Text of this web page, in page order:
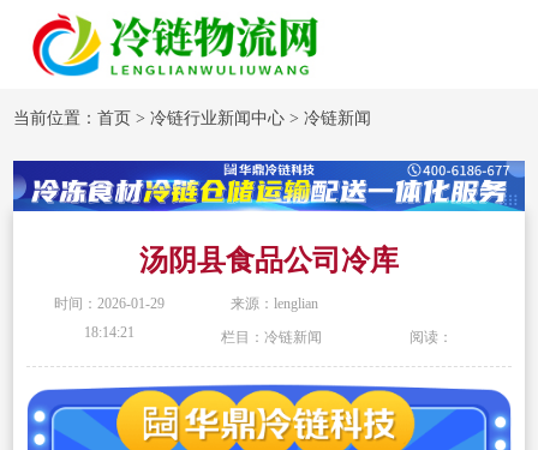
当前位置：首页 >冷链行业新闻中心 >冷链新闻
汤阴县食品公司冷库
时间：2026-01-29
18:14:21
来源：lenglian
栏目：冷链新闻 阅读：